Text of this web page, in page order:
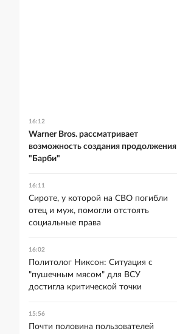
16:12
Warner Bros. рассматривает
возможность создания продолжения
"Барби"
16:11
Сироте, у которой на СВО погибли
отец и муж, помогли отстоять
социальные права
16:02
Политолог Никсон: Ситуация с
"пушечным мясом" для ВСУ
достигла критической точки
15:56
Почти половина пользователей